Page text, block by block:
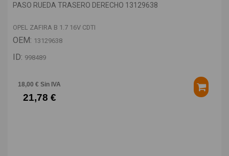
PASO RUEDA TRASERO DERECHO 13129638
OPEL ZAFIRA B 1.7 16V CDTI
OEM: 13129638
ID: 998489
18,00 € Sin IVA
21,78 €